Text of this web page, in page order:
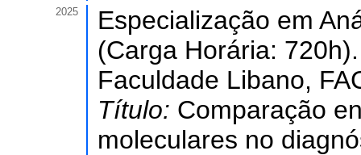
2025
Especialização em
(Carga Horária: 720h).
Faculdade Libano,
Título: Comparação
moleculares no